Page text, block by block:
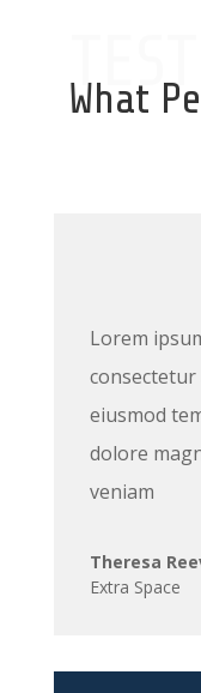
What
Lorem
consectetur
eiusmod
dolore
veniam
Theresa
Extra Space